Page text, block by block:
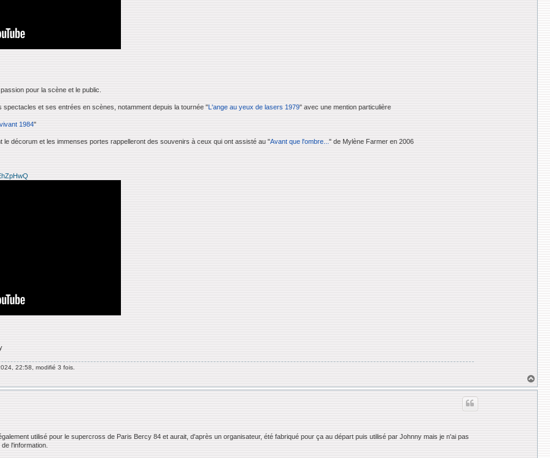
pour la scène et le public.
spectacles et ses entrées en scènes, notamment depuis la tournée "L'ange au yeux de lasers 1979" avec une mention particulière
1984"
le décorum et les immenses portes rappelleront des souvenirs à ceux qui ont assisté au "Avant que l'ombre..." de Mylène Farmer en 2006
22:58, modifié 3 fois.
a
utilisé pour le supercross de Paris Bercy 84 et aurait, d'après un organisateur, été fabriqué pour ça au départ puis utilisé par Johnny mais je n'ai pas
l'information.